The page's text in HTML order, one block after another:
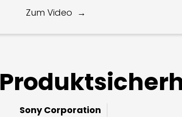
Zum Video
Sony Corporation